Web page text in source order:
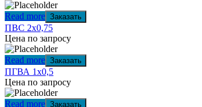
Read more Заказать
ПВС 2х0,75
Цена по запросу
Read more Заказать
ПГВА 1х0,5
Цена по запросу
Read more Заказать